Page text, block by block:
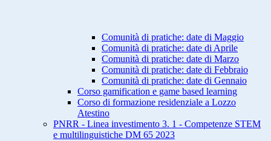
Comunità di pratiche: date di Maggio
Comunità di pratiche: date di Aprile
Comunità di pratiche: date di Marzo
Comunità di pratiche: date di Febbraio
Comunità di pratiche: date di Gennaio
Corso gamification e game based learning
Corso di formazione residenziale a Lozzo
Atestino
PNRR - Linea investimento 3. 1 - Competenze STEM
e multilinguistiche DM 65 2023